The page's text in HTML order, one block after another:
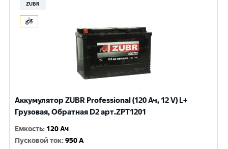
ZUBR
Аккумулятор ZUBR Professional (120 Ач, 12 V) L+
Грузовая, Обратная D2 арт.ZPT1201
Емкость: 120 Ач
Пусковой ток:950 A